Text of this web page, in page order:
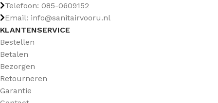
Telefoon: 085-0609152
Email: info@sanitairvooru.nl
KLANTENSERVICE
Bestellen
Betalen
Bezorgen
Retourneren
Garantie